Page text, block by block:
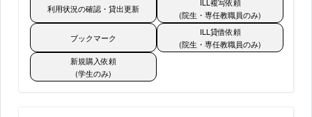
利用状況の確認・貸出更新
ブックマーク
新規購入依頼
(学生のみ)
(院生・専任教職員のみ)
ILL貸借依頼
(院生・専任教職員のみ)